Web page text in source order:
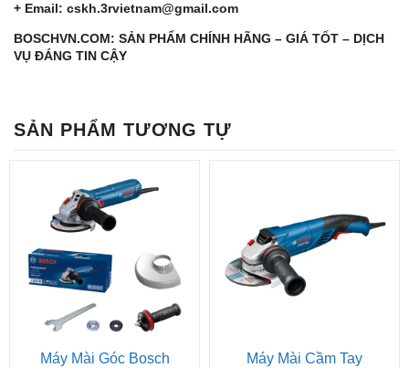
+ Email: cskh.3rvietnam@gmail.com
BOSCHVN.COM: SẢN PHẨM CHÍNH HÃNG – GIÁ TỐT – DỊCH
VỤ ĐÁNG TIN CẬY
SẢN PHẨM TƯƠNG TỰ
Máy Mài Góc Bosch
Máy Mài Cầm Tay